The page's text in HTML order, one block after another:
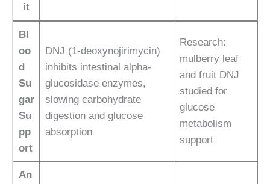
it
Bl
oo
d
Su
gar
Su
pp
ort
DNJ (1-deoxynojirimycin)
inhibits intestinal alpha-
glucosidase enzymes,
slowing carbohydrate
digestion and glucose
absorption
Research:
mulberry leaf
and fruit DNJ
studied for
glucose
metabolism
support
An